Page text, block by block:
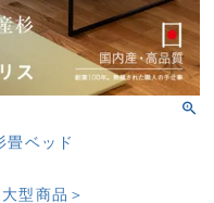
畳ベッド
型商品＞